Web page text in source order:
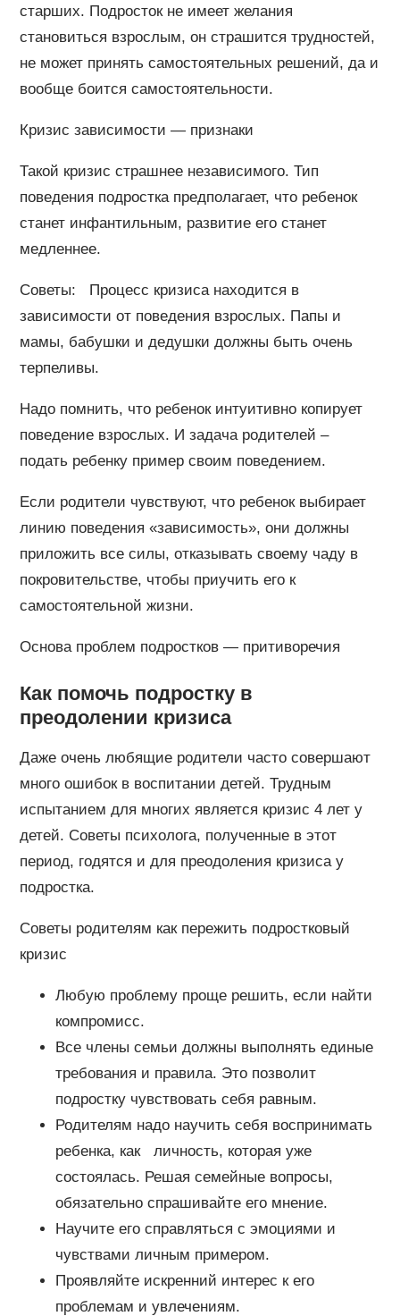
старших. Подросток не имеет желания
становиться взрослым, он страшится трудностей,
не может принять самостоятельных решений, да и
вообще боится самостоятельности.
Кризис зависимости — признаки
Такой кризис страшнее независимого. Тип
поведения подростка предполагает, что ребенок
станет инфантильным, развитие его станет
медленнее.
Советы: Процесс кризиса находится в
зависимости от поведения взрослых. Папы и
мамы, бабушки и дедушки должны быть очень
терпеливы.
Надо помнить, что ребенок интуитивно копирует
поведение взрослых. И задача родителей –
подать ребенку пример своим поведением.
Если родители чувствуют, что ребенок выбирает
линию поведения «зависимость», они должны
приложить все силы, отказывать своему чаду в
покровительстве, чтобы приучить его к
самостоятельной жизни.
Основа проблем подростков — притиворечия
Как помочь подростку в
преодолении кризиса
Даже очень любящие родители часто совершают
много ошибок в воспитании детей. Трудным
испытанием для многих является кризис 4 лет у
детей. Советы психолога, полученные в этот
период, годятся и для преодоления кризиса у
подростка.
Советы родителям как пережить подростковый
кризис
Любую проблему проще решить, если найти
компромисс.
Все члены семьи должны выполнять единые
требования и правила. Это позволит
подростку чувствовать себя равным.
Родителям надо научить себя воспринимать
ребенка, как личность, которая уже
состоялась. Решая семейные вопросы,
обязательно спрашивайте его мнение.
Научите его справляться с эмоциями и
чувствами личным примером.
Проявляйте искренний интерес к его
проблемам и увлечениям.